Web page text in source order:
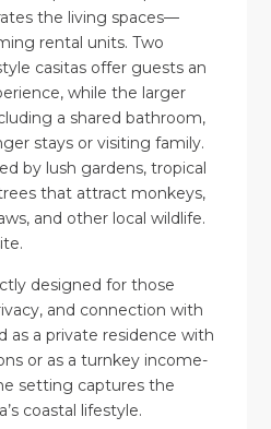
the living spaces—
rental units. Two
casitas offer guests an
while the larger
a shared bathroom,
stays or visiting family.
by lush gardens, tropical
that attract monkeys,
and other local wildlife.
designed for those
and connection with
as a private residence with
or as a turnkey income-
setting captures the
coastal lifestyle.